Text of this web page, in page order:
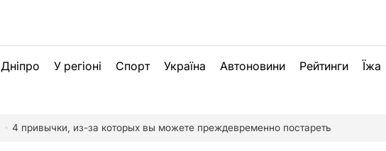
Дніпро У регіоні Спорт Україна Автоновини Рейтинги Їжа
4 привычки, из-за которых вы можете преждевременно постареть